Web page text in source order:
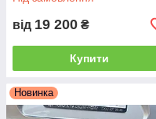
від 19 200 ₴
Купити
Новинка